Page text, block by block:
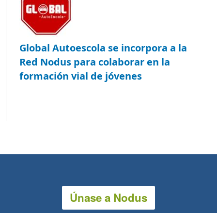
Global Autoescola se incorpora a la
Red Nodus para colaborar en la
formación vial de jóvenes
Únase a Nodus